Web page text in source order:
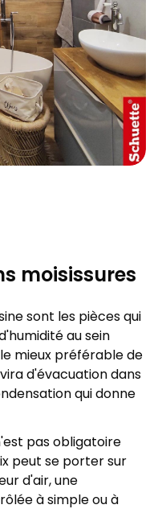
moisissures
sont les pièces qui
au sein
mieux préférable de
d'évacuation dans
qui donne
pas obligatoire
peut se porter sur
d'air, une
à simple ou à